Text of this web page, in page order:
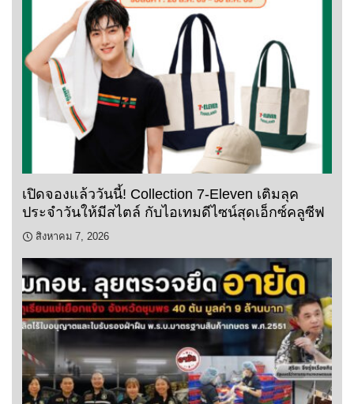
เปิดจองแล้ววันนี้! Collection 7-Eleven เติมลุค
ประจำวันให้มีสไตล์ กับไอเทมดีไซน์สุดเอ็กซ์คลูซีฟ
สิงหาคม 7, 2026